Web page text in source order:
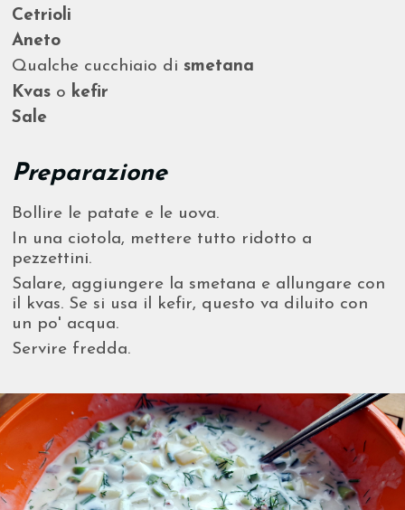
Cetrioli
Aneto
Qualche cucchiaio dismetana
Kvas o kefir
Sale
Preparazione
Bollire le patate e le uova.
In una ciotola, mettere tutto ridotto a
pezzettini.
Salare, aggiungere la smetana e allungare con
il kvas. Se si usa il kefir, questo va diluito con
un po' acqua.
Servire fredda.